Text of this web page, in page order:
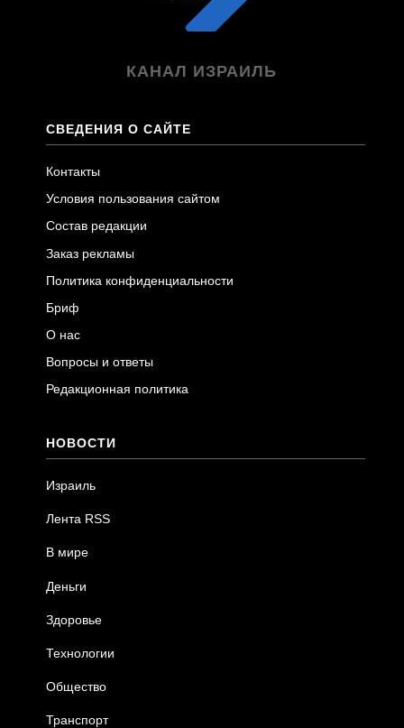
КАНАЛ ИЗРАИЛЬ
СВЕДЕНИЯ О САЙТЕ
Контакты
Условия пользования сайтом
Состав редакции
Заказ рекламы
Политика конфиденциальности
Бриф
О нас
Вопросы и ответы
Редакционная политика
НОВОСТИ
Израиль
Лента RSS
В мире
Деньги
Здоровье
Технологии
Общество
Транспорт